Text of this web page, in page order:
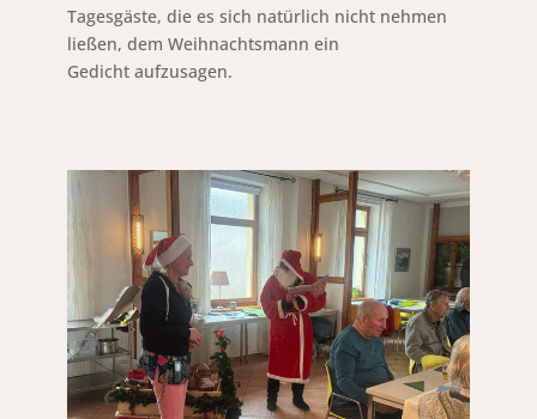
Tagesgäste, die es sich natürlich nicht nehmen
ließen, dem Weihnachtsmann ein
Gedicht aufzusagen.